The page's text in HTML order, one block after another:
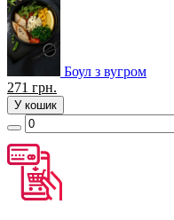
Боул з вугром
271 грн.
У кошик